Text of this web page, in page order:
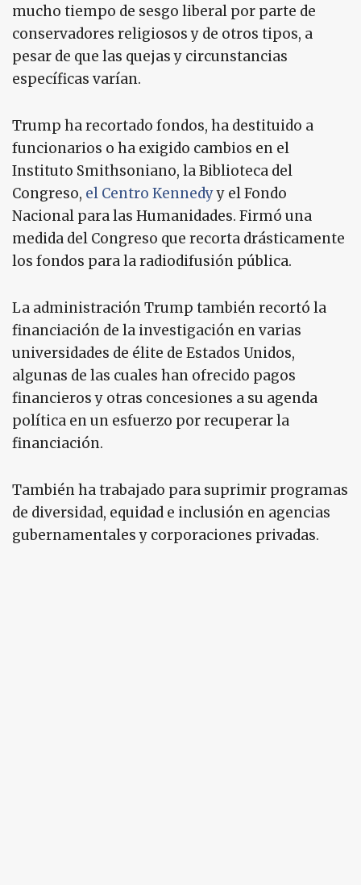
mucho tiempo de sesgo liberal por parte de
conservadores religiosos y de otros tipos, a
pesar de que las quejas y circunstancias
específicas varían.
Trump ha recortado fondos, ha destituido a
funcionarios o ha exigido cambios en el
Instituto Smithsoniano, la Biblioteca del
Congreso, el Centro Kennedyy el Fondo
Nacional para las Humanidades. Firmó una
medida del Congreso que recorta drásticamente
los fondos para la radiodifusión pública.
La administración Trump también recortó la
financiación de la investigación en varias
universidades de élite de Estados Unidos,
algunas de las cuales han ofrecido pagos
financieros y otras concesiones a su agenda
política en un esfuerzo por recuperar la
financiación.
También ha trabajado para suprimir programas
de diversidad, equidad e inclusión en agencias
gubernamentales y corporaciones privadas.